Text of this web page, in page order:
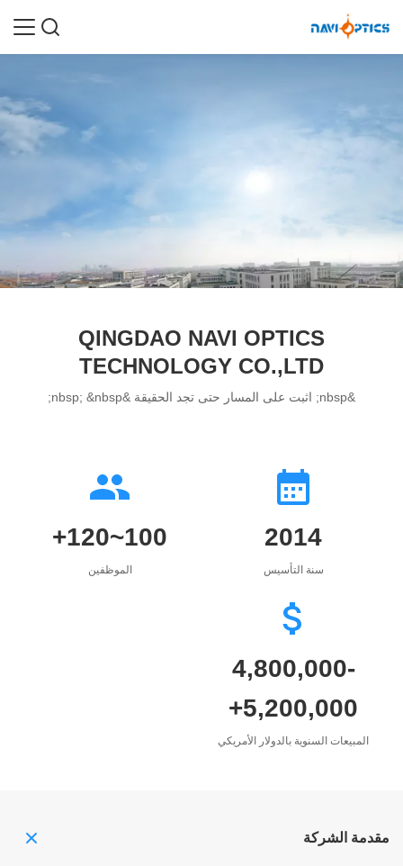
QINGDAO NAVI OPTICS
TECHNOLOGY CO.,LTD
&nbsp; اثبت على المسار حتى تجد الحقيقة &nbsp; &nbsp;
2014
سنة التأسيس
100~120+
الموظفين
4,800,000-
5,200,000+
المبيعات السنوية بالدولار الأمريكي
مقدمة الشركة